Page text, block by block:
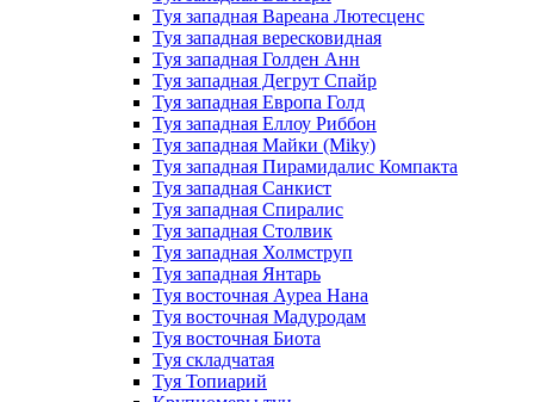
Туя западная Вареана Лютесценс
Туя западная вересковидная
Туя западная Голден Анн
Туя западная Дегрут Спайр
Туя западная Европа Голд
Туя западная Еллоу Риббон
Туя западная Майки (Miky)
Туя западная Пирамидалис Компакта
Туя западная Санкист
Туя западная Спиралис
Туя западная Столвик
Туя западная Холмструп
Туя западная Янтарь
Туя восточная Ауреа Нана
Туя восточная Мадуродам
Туя восточная Биота
Туя складчатая
Туя Топиарий